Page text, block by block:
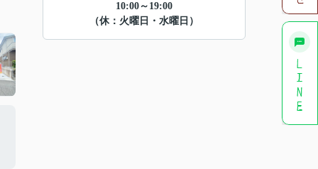
10:00～19:00
（休：火曜日・水曜日）